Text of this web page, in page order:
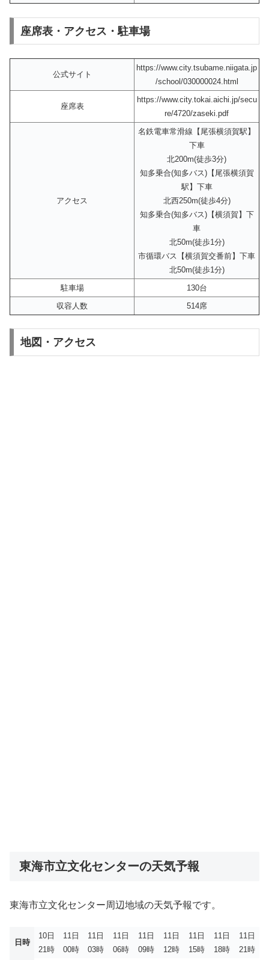
座席表・アクセス・駐車場
公式サイト
https://www.city.tsubame.niigata.jp
/school/030000024.html
座席表
https://www.city.tokai.aichi.jp/secu
re/4720/zaseki.pdf
アクセス
名鉄電車常滑線【尾張横須賀駅】
下車
北200m(徒歩3分)
知多乗合(知多バス)【尾張横須賀
駅】下車
北西250m(徒歩4分)
知多乗合(知多バス)【横須賀】下
車
北50m(徒歩1分)
市循環バス【横須賀交番前】下車
北50m(徒歩1分)
駐車場
130台
収容人数
514席
地図・アクセス
東海市立文化センターの天気予報
東海市立文化センター周辺地域の天気予報です。
日時
10日
21時
11日
00時
11日
03時
11日
06時
11日
09時
11日
12時
11日
15時
11日
18時
11日
21時